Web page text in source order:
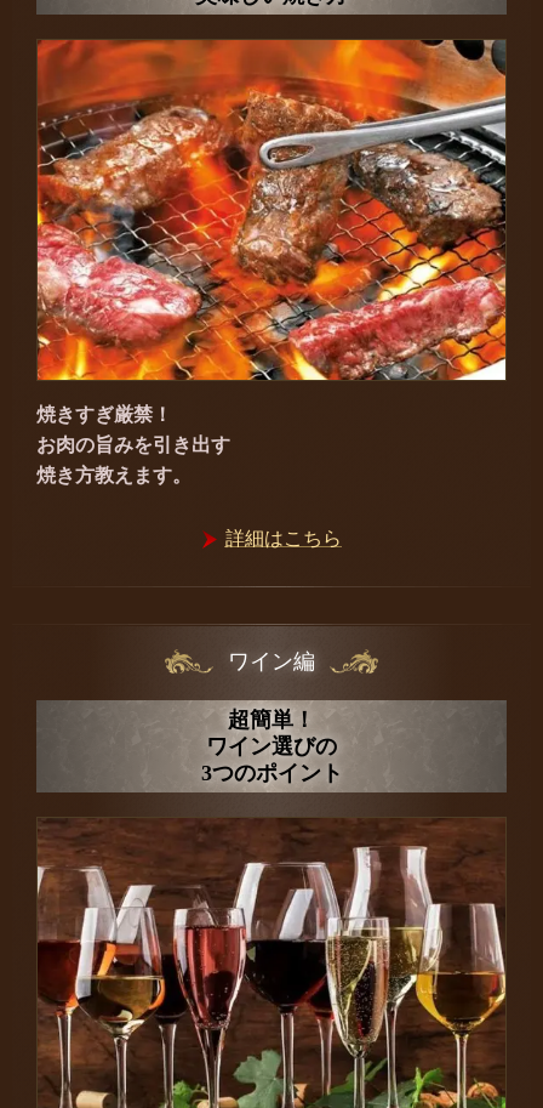
焼きすぎ厳禁！
お肉の旨みを引き出す
焼き方教えます。
詳細はこちら
ワイン編
超簡単！
ワイン選びの
3つのポイント